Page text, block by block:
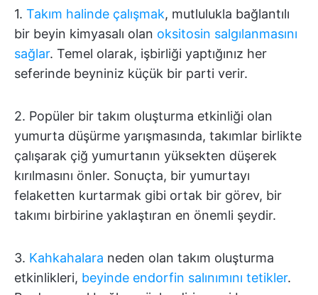
1. Takım halinde çalışmak, mutlulukla bağlantılı
bir beyin kimyasalı olan oksitosin salgılanmasını
sağlar. Temel olarak, işbirliği yaptığınız her
seferinde beyniniz küçük bir parti verir.
2. Popüler bir takım oluşturma etkinliği olan
yumurta düşürme yarışmasında, takımlar birlikte
çalışarak çiğ yumurtanın yüksekten düşerek
kırılmasını önler. Sonuçta, bir yumurtayı
felaketten kurtarmak gibi ortak bir görev, bir
takımı birbirine yaklaştıran en önemli şeydir.
3. Kahkahalara neden olan takım oluşturma
etkinlikleri, beyinde endorfin salınımını tetikler.